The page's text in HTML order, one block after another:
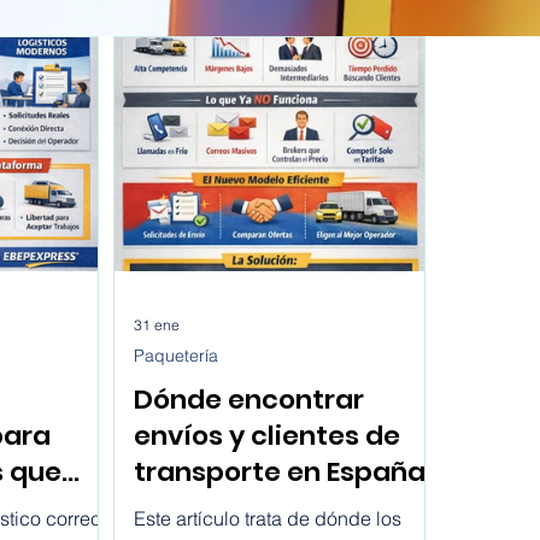
que
en
correcto
Dónde encontrar
envíos y clientes de
transporte en España
hoy
Este artículo trata de dónde los
Paquetería
31 ene